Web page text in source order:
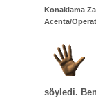
Konaklama
Acenta/
söyledi.